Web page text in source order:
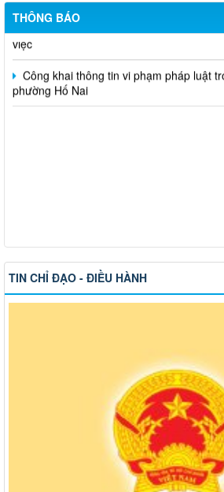
THÔNG BÁO
Hỗ trợ đăng tải thông tin hợp nhất, thay
việc
Công khai thông tin vi phạm pháp luật
phường Hố Nai
TIN CHỈ ĐẠO - ĐIỀU HÀNH